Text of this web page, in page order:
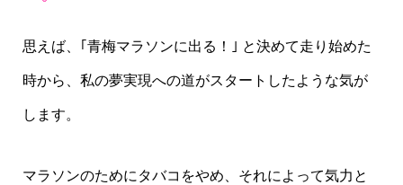
思えば、｢青梅マラソンに出る！｣ と決めて走り始めた
時から、私の夢実現への道がスタートしたような気が
します。
マラソンのためにタバコをやめ、それによって気力と